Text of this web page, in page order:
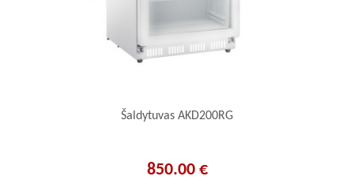
Šaldytuvas AKD200RG
850.00 €